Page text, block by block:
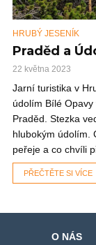
HRUBÝ JESENÍK
Praděd a
22 května 2023
Jarní turistika v
údolím Bílé
Praděd. Stezka
hlubokým údolím.
peřeje a co chvíli
PŘEČTĚTE SI VÍCE
O NÁS